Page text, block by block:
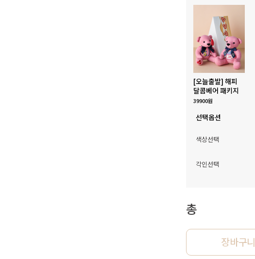
[오늘출발] 해피
달콤베어 패키지
39900원
선택옵션
색상선택
각인선택
총
장바구니